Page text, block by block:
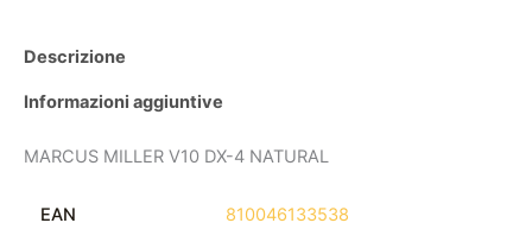
Descrizione
Informazioni aggiuntive
MARCUS MILLER V10 DX-4 NATURAL
EAN 810046133538